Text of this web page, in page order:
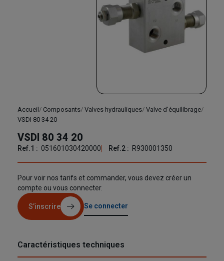
Accueil Composants Valves hydrauliques Valve d'équilibrage
VSDI 80 34 20
VSDI 80 34 20
Ref.1 : 051601030420000 Ref.2 : R930001350
Pour voir nos tarifs et commander, vous devez créer un
compte ou vous connecter.
S’inscrire Se connecter
Caractéristiques techniques